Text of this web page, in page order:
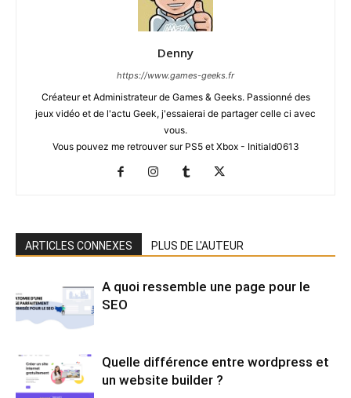
Denny
https://www.games-geeks.fr
Créateur et Administrateur de Games & Geeks. Passionné des
jeux vidéo et de l'actu Geek, j'essaierai de partager celle ci avec
vous.
Vous pouvez me retrouver sur PS5 et Xbox - Initiald0613
ARTICLES CONNEXES PLUS DE L'AUTEUR
A quoi ressemble une page pour le
SEO
Quelle différence entre wordpress et
un website builder ?